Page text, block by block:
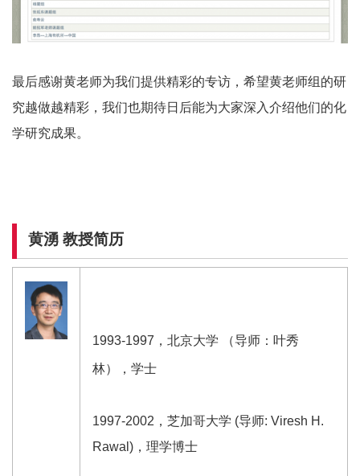
最后感谢黄老师为我们提供精彩的专访，希望黄老师组的研
究越做越精彩，我们也期待日后能为大家深入介绍他们的化
学研究成果。
黄湧 教授简历
1993-1997，北京大学 （导师：叶秀
林），学士
1997-2002，芝加哥大学 (导师: Viresh H.
Rawal)，理学博士